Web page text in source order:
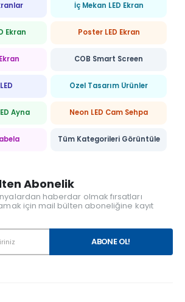
İç Mekan LED Ekran
Ekran Poster LED Ekran
COB Smart Screen
Özel Tasarım Ürünler
Ayna Neon LED Cam Sehpa
Tüm Kategorileri Görüntüle
Abonelik
haberdar olmak fırsatları
için mail bülten aboneliğine kayıt